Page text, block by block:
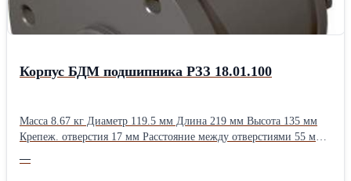
Корпус БДМ подшипника РЗЗ 18.01.100
Масса 8.67 кг Диаметр 119.5 мм Длина 219 мм Высота 135 мм
Крепеж. отверстия 17 мм Расстояние между отверстиями 55 мм
БДП-6х4МТМ БДП-8х4МТ БДП-8х4МТМ БДН-2,4х2 БДП-3,2х2
—